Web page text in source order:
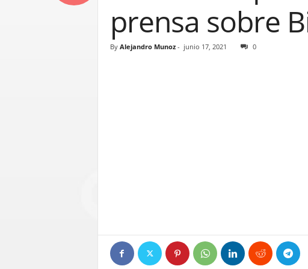
prensa sobre
By Alejandro Munoz- junio 17, 2021 0